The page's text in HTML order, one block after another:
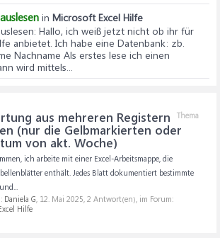
in Microsoft Excel Hilfe
: Hallo, ich weiß jetzt nicht ob ihr für
anbietet. Ich habe eine Datenbank: zb.
Nachname Als erstes lese ich einen
wird mittels...
Thema
aus mehreren Registern
(nur die Gelbmarkierten oder
von akt. Woche)
ich arbeite mit einer Excel-Arbeitsmappe, die
enthält. Jedes Blatt dokumentiert bestimmte
Daniela G, 12. Mai 2025, 2 Antwort(en), im Forum:
Hilfe